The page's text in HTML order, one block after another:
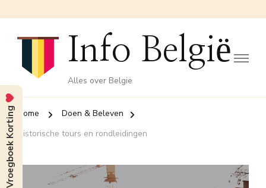
Info België
Alles over Belgie
Home
Doen & Beleven
Historische tours en rondleidingen
Vroegboek Korting